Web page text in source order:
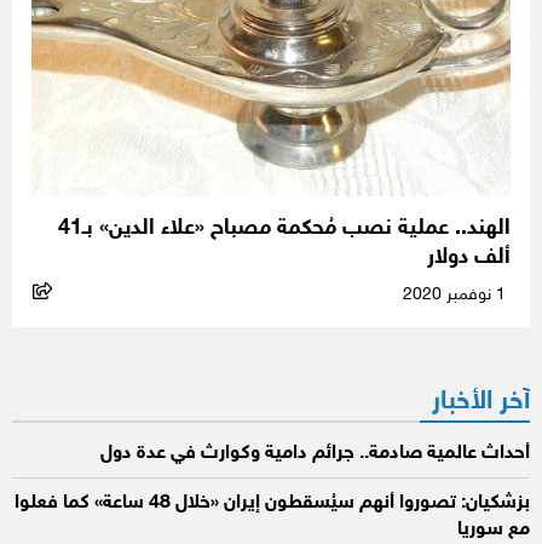
الهند.. عملية نصب مُحكمة مصباح «علاء الدين» بـ41
ألف دولار
آخر الأخبار
أحداث عالمية صادمة.. جرائم دامية وكوارث في عدة دول
بزشكيان: تصوروا أنهم سيُسقطون إيران «خلال 48 ساعة» كما فعلوا
مع سوريا